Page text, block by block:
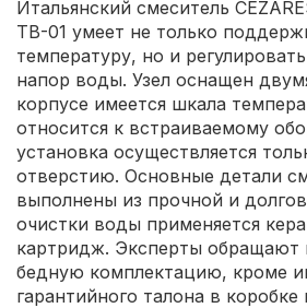
Итальянский смеситель
TB-01 умеет не только
температуру, но и
напор воды. Узел оснащен
корпусе имеется шкала
относится к встраиваемому
установка осуществляется
отверстию. Основные детали
выполнены из прочной и
очистки воды применяется
картридж. Эксперты обращают
бедную комплектацию, кроме
гарантийного талона в коробке